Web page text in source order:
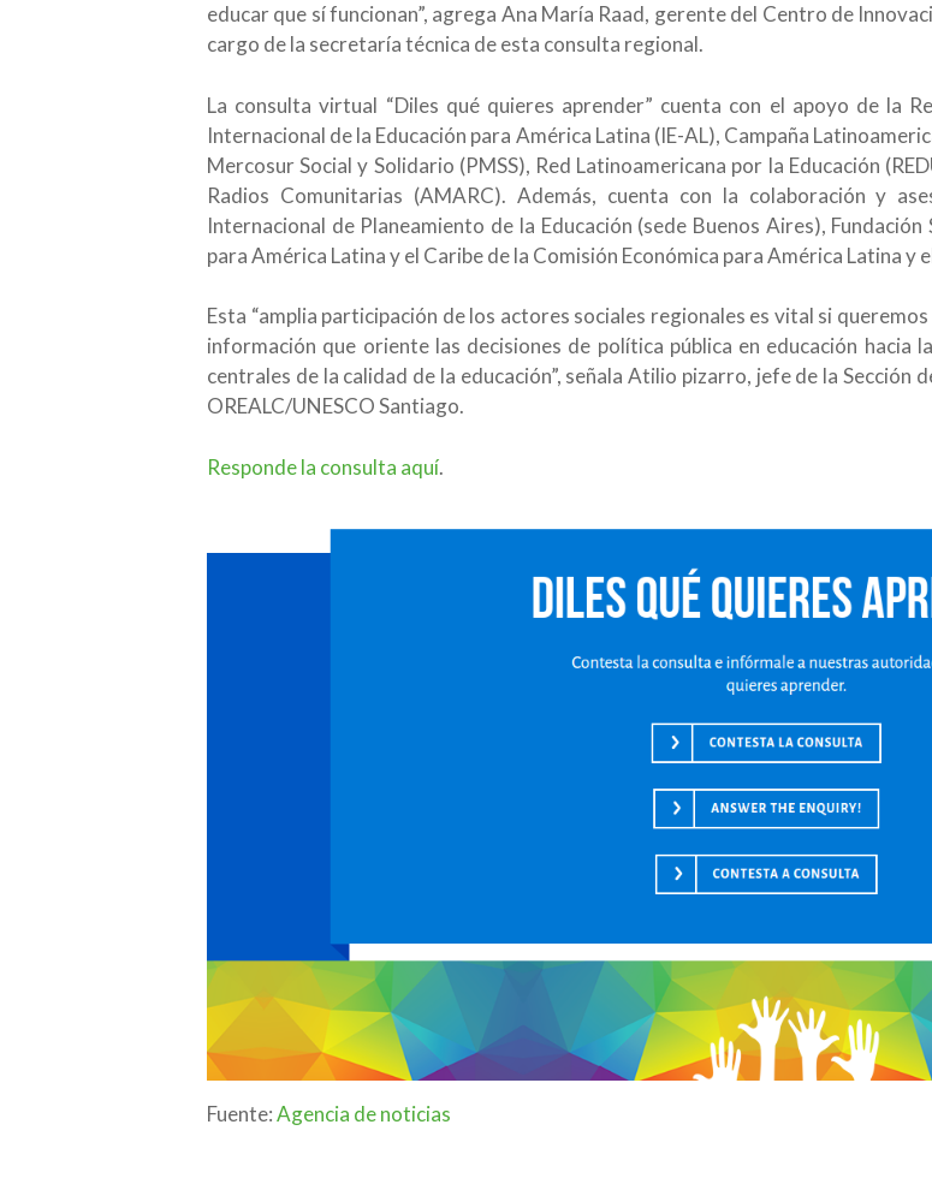
educar que sí funcionan”, agrega Ana María Raad, gerente del Centro de
cargo de la secretaría técnica de esta consulta regional.
La consulta virtual “Diles qué quieres aprender” cuenta con el apoyo de la
Internacional de la Educación para América Latina (IE-AL), Campaña
Mercosur Social y Solidario (PMSS), Red Latinoamericana por la Educación
Radios Comunitarias (AMARC). Además, cuenta con la colaboración y
Internacional de Planeamiento de la Educación (sede Buenos Aires),
para América Latina y el Caribe de la Comisión Económica para América Latina y
Esta “amplia participación de los actores sociales regionales es vital si
información que oriente las decisiones de política pública en educación hacia
centrales de la calidad de la educación”, señala Atilio pizarro, jefe de la
OREALC/UNESCO Santiago.
Responde la consulta aquí.
Fuente:Agencia de noticias